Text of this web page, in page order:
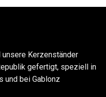
unsere Kerzenständer
gefertigt, speziell in
und bei Gablonz